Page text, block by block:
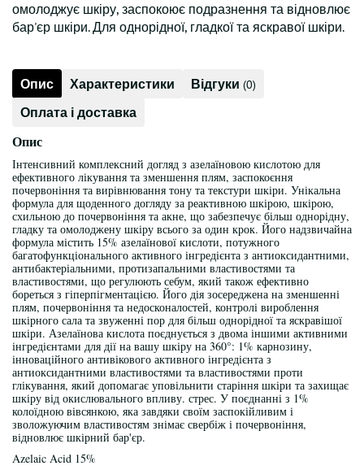
омолоджує шкіру, заспокоює подразнення та відновлює
бар'єр шкіри. Для однорідної, гладкої та яскравої шкіри.
Опис Характеристики Відгуки (0)
Оплата і доставка
Опис
Інтенсивний комплексний догляд з азелаїновою кислотою для
ефективного лікування та зменшення плям, заспокоєння
почервоніння та вирівнювання тону та текстури шкіри. Унікальна
формула для щоденного догляду за реактивною шкірою, шкірою,
схильною до почервоніння та акне, що забезпечує більш однорідну,
гладку та омолоджену шкіру всього за один крок. Його надзвичайна
формула містить 15% азелаїнової кислоти, потужного
багатофункціонального активного інгредієнта з антиоксидантними,
антибактеріальними, протизапальними властивостями та
властивостями, що регулюють себум, який також ефективно
бореться з гіперпігментацією. Його дія зосереджена на зменшенні
плям, почервоніння та недосконалостей, контролі вироблення
шкірного сала та звуженні пор для більш однорідної та яскравішої
шкіри. Азелаїнова кислота поєднується з двома іншими активними
інгредієнтами для дії на вашу шкіру на 360°: 1% карнозину,
інноваційного антивікового активного інгредієнта з
антиоксидантними властивостями та властивостями проти
глікування, який допомагає уповільнити старіння шкіри та захищає
шкіру від окислювального впливу. стрес. У поєднанні з 1%
колоїдною вівсянкою, яка завдяки своїм заспокійливим і
зволожуючим властивостям знімає свербіж і почервоніння,
відновлює шкірний бар'єр.
Azelaic Acid 15%